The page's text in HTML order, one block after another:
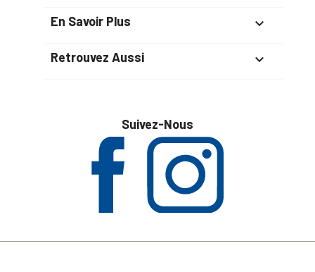
En Savoir Plus 
Retrouvez Aussi 
Suivez-Nous